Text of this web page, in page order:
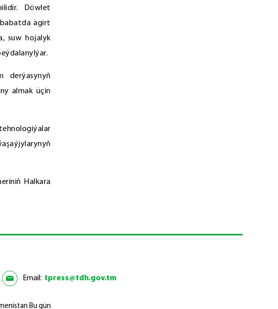
Döwlet
ägirt
suw hojalyk
derýasynyň
almak üçin
Halkara
Email: tpress@tdh.gov.tm
Bu gün